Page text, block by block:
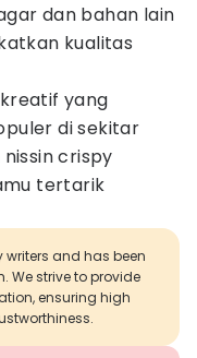
dan bahan lain
kualitas
yang
di sekitar
crispy
tertarik
and has been
We strive to provide
ensuring high